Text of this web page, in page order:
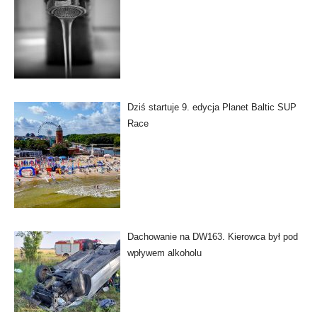
Dziś startuje 9. edycja Planet Baltic SUP
Race
Dachowanie na DW163. Kierowca był pod
wpływem alkoholu